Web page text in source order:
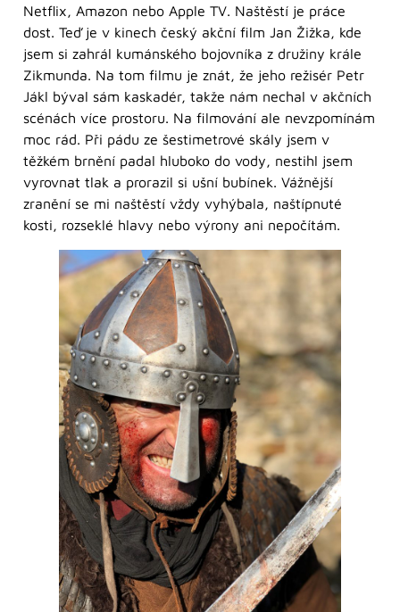
Netflix, Amazon nebo Apple TV. Naštěstí je práce
dost. Teď je v kinech český akční film Jan Žižka, kde
jsem si zahrál kumánského bojovníka z družiny krále
Zikmunda. Na tom filmu je znát, že jeho režisér Petr
Jákl býval sám kaskadér, takže nám nechal v akčních
scénách více prostoru. Na filmování ale nevzpomínám
moc rád. Při pádu ze šestimetrové skály jsem v
těžkém brnění padal hluboko do vody, nestihl jsem
vyrovnat tlak a prorazil si ušní bubínek. Vážnější
zranění se mi naštěstí vždy vyhýbala, naštípnuté
kosti, rozseklé hlavy nebo výrony ani nepočítám.